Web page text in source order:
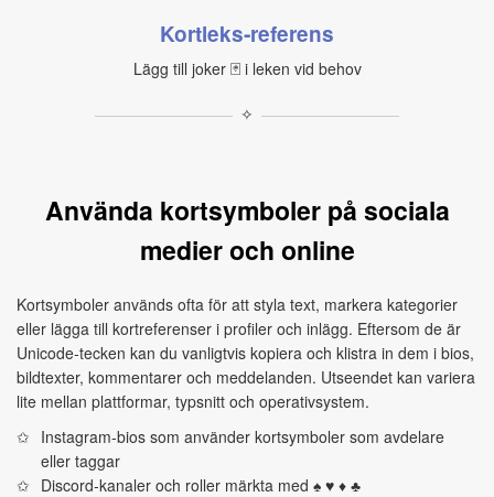
Kortleks‑referens
Lägg till joker 🃏 i leken vid behov
✧
Använda kortsymboler på sociala
medier och online
Kortsymboler används ofta för att styla text, markera kategorier
eller lägga till kortreferenser i profiler och inlägg. Eftersom de är
Unicode‑tecken kan du vanligtvis kopiera och klistra in dem i bios,
bildtexter, kommentarer och meddelanden. Utseendet kan variera
lite mellan plattformar, typsnitt och operativsystem.
Instagram‑bios som använder kortsymboler som avdelare
eller taggar
Discord‑kanaler och roller märkta med ♠ ♥ ♦ ♣